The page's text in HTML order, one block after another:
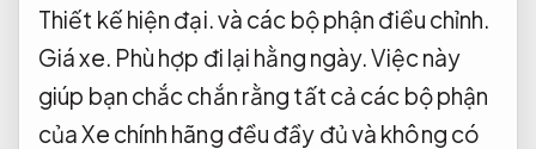
Thiết kế hiện đại.và các bộ phận điều chỉnh.
Giá xe. Phù hợp đi lại hằng ngày.Việc này
giúp bạn chắc chắn rằng tất cả các bộ phận
của Xe chính hãng đều đầy đủ và không có